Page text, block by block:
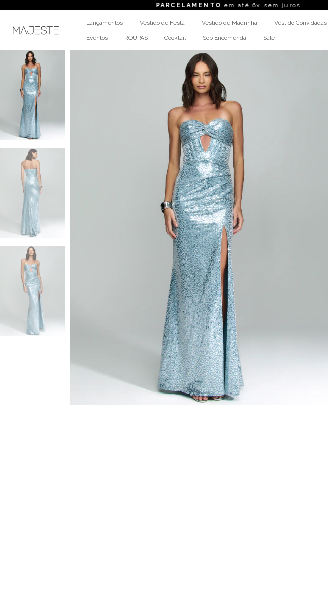
PARCELAMENTOem até 6x sem juros FRETE GRÁTIS
Lançamentos Vestido de Festa Vestido de Madrinha Vestido Convidadas
Eventos ROUPAS Cocktail Sob Encomenda Sale